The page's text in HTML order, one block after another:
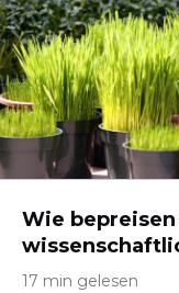
Wie
17 min gelesen